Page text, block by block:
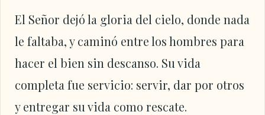
El Señor dejó la gloria del cielo, donde nada
le faltaba, y caminó entre los hombres para
hacer el bien sin descanso. Su vida
completa fue servicio: servir, dar por otros
y entregar su vida como rescate.